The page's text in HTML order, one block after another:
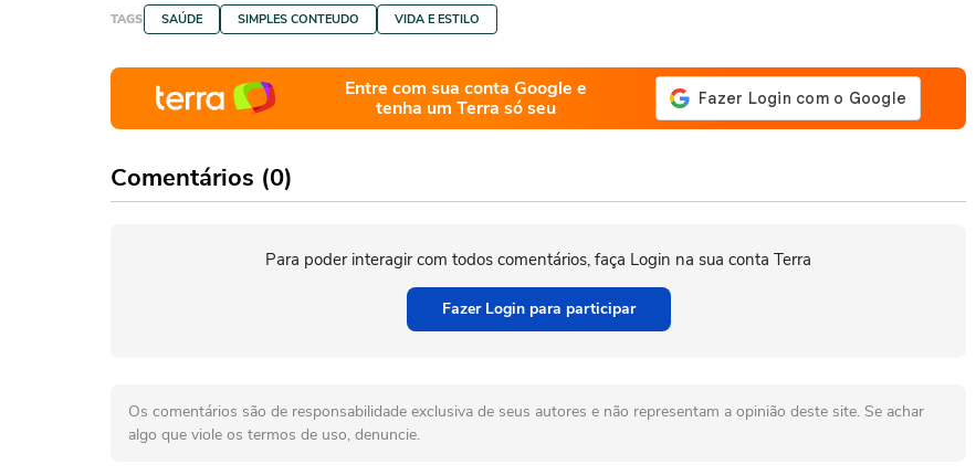
TAGS SAÚDE SIMPLES CONTEUDO VIDA E ESTILO
Entre com sua conta Google e
tenha um Terra só seu
Comentários (0)
Para poder interagir com todos comentários, faça Login na sua conta Terra
Fazer Login para participar
Os comentários são de responsabilidade exclusiva de seus autores e não representam a opinião deste site. Se achar
algo que viole os termos de uso, denuncie.